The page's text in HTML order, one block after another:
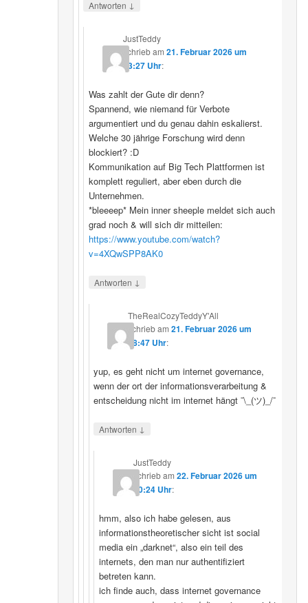
Antworten ↓
JustTeddy
schriebam 21. Februar 2026 um
13:27 Uhr:
Was zahlt der Gute dir denn?
Spannend, wie niemand für Verbote
argumentiert und du genau dahin eskalierst.
Welche 30 jährige Forschung wird denn
blockiert? :D
Kommunikation auf Big Tech Plattformen ist
komplett reguliert, aber eben durch die
Unternehmen.
*bleeeep* Mein inner sheeple meldet sich auch
grad noch & will sich dir mitteilen:
https://www.youtube.com/watch?
v=4XQwSPP8AK0
Antworten ↓
TheRealCozyTeddyY'All
schriebam21. Februar 2026 um
18:47 Uhr:
yup, es geht nicht um internet governance,
wenn der ort der informationsverarbeitung &
entscheidung nicht im internet hängt ¯\_(ツ)_/¯
Antworten ↓
JustTeddy
schriebam 22. Februar 2026 um
20:24 Uhr:
hmm, also ich habe gelesen, aus
informationstheoretischer sicht ist social
media ein „darknet“, also ein teil des
internets, den man nur authentifiziert
betreten kann.
ich finde auch, dass internet governance